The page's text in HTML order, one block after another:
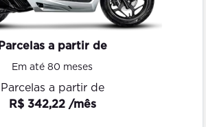
Parcelas a partir de
Em até 80 meses
Parcelas a partir de
R$ 342,22 /mês